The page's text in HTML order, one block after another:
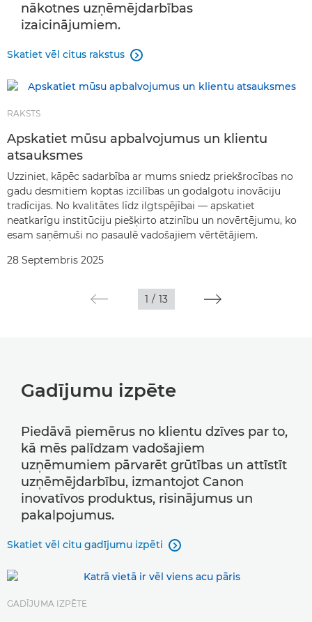
nākotnes uzņēmējdarbības
izaicinājumiem.
Skatiet vēl citus rakstus 
RAKSTS
Apskatiet mūsu apbalvojumus un klientu
atsauksmes
Uzziniet, kāpēc sadarbība ar mums sniedz priekšrocības no
gadu desmitiem koptas izcilības un godalgotu inovāciju
tradīcijas. No kvalitātes līdz ilgtspējībai — apskatiet
neatkarīgu institūciju piešķirto atzinību un novērtējumu, ko
esam saņēmuši no pasaulē vadošajiem vērtētājiem.
28 Septembris 2025
1 / 13
Gadījumu izpēte
Piedāvā piemērus no klientu dzīves par to,
kā mēs palīdzam vadošajiem
uzņēmumiem pārvarēt grūtības un attīstīt
uzņēmējdarbību, izmantojot Canon
inovatīvos produktus, risinājumus un
pakalpojumus.
Skatiet vēl citu gadījumu izpēti 
GADĪJUMA IZPĒTE